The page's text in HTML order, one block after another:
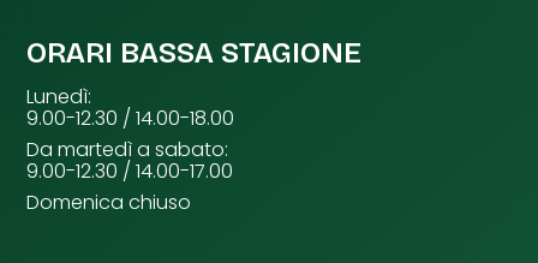
ORARI BASSA STAGIONE
Lunedì:
9.00-12.30 / 14.00-18.00
Da martedì a sabato:
9.00-12.30 / 14.00-17.00
Domenica chiuso